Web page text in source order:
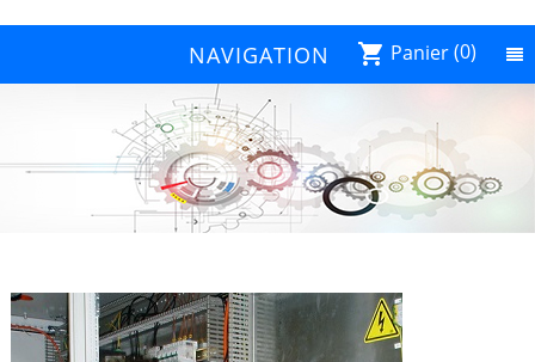
shopping_cart Panier(0)
NAVIGATION